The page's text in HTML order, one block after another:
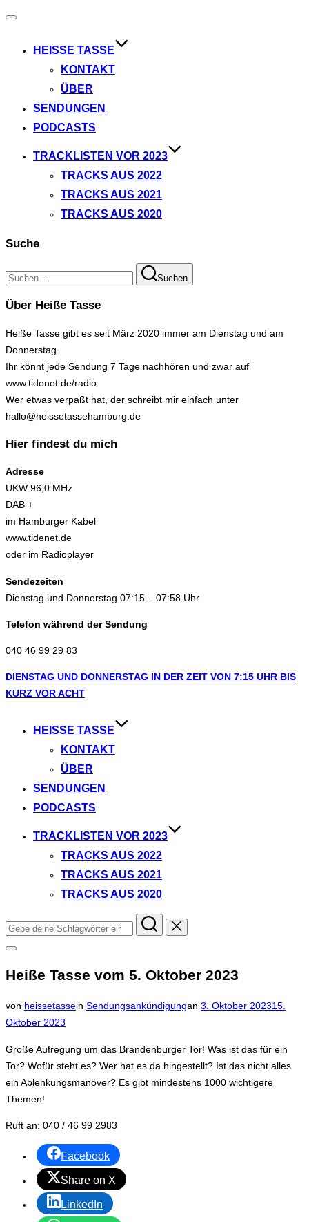
Navigation
HEISSE TASSE
KONTAKT
ÜBER
SENDUNGEN
PODCASTS
TRACKLISTEN VOR 2023
TRACKS AUS 2022
TRACKS AUS 2021
TRACKS AUS 2020
Suche
Suchen
nach:
Suchen
Über Heiße Tasse
Heiße Tasse gibt es seit März 2020 immer am Dienstag und am
Donnerstag.
Ihr könnt jede Sendung 7 Tage nachhören und zwar auf
www.tidenet.de/radio
Wer etwas verpaßt hat, der schreibt mir einfach unter
hallo@heissetassehamburg.de
Hier findest du mich
Adresse
UKW 96,0 MHz
DAB +
im Hamburger Kabel
www.tidenet.de
oder im Radioplayer
Sendezeiten
Dienstag und Donnerstag 07:15 – 07:58 Uhr
Telefon während der Sendung
040 46 99 29 83
Zum
Inhalt
DIENSTAG UND DONNERSTAG IN DER ZEIT VON 7:15 UHR BIS
KURZ VOR ACHT
HEISSE TASSE
KONTAKT
ÜBER
SENDUNGEN
PODCASTS
TRACKLISTEN VOR 2023
TRACKS AUS 2022
TRACKS AUS 2021
TRACKS AUS 2020
Suchen
nach:
Seitenleiste
Navigation
Heiße Tasse vom 5. Oktober 2023
von heissetassein Sendungsankündigungan Veröffentlicht
3. Oktober 202315.
Oktober 2023
Große Aufregung um das Brandenburger Tor! Was ist das für ein
Tor? Wofür steht es? Wer hat es da hingestellt? Ist das nicht alles
ein Ablenkungsmanöver? Es gibt mindestens 1000 wichtigere
Themen!
Ruft an: 040 / 46 99 2983
Facebook
Share on X
LinkedIn